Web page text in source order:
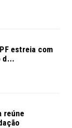
estreia com
d...
reúne